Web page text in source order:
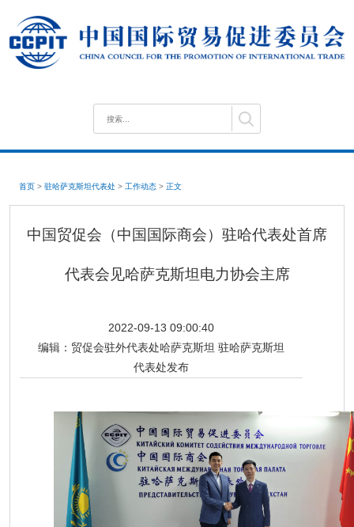
首页 > 驻哈萨克斯坦代表处 > 工作动态 > 正文
中国贸促会（中国国际商会）驻哈代表处首席
代表会见哈萨克斯坦电力协会主席
2022-09-13 09:00:40
编辑： 贸促会驻外代表处哈萨克斯坦 驻哈萨克斯坦
代表处发布